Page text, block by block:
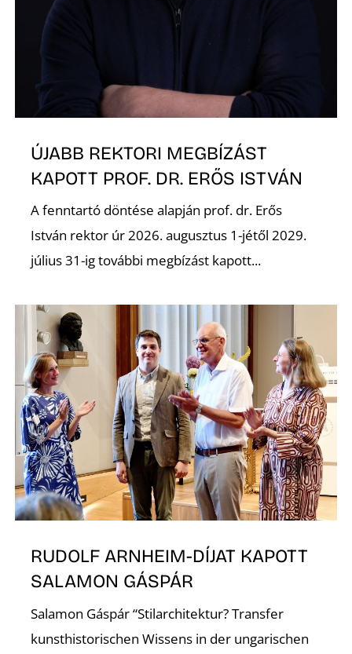
ÚJABB REKTORI MEGBÍZÁST
KAPOTT PROF. DR. ERŐS ISTVÁN
A fenntartó döntése alapján prof. dr. Erős
István rektor úr 2026. augusztus 1-jétől 2029.
július 31-ig további megbízást kapott...
RUDOLF ARNHEIM-DÍJAT KAPOTT
SALAMON GÁSPÁR
Salamon Gáspár “Stilarchitektur? Transfer
kunsthistorischen Wissens in der ungarischen